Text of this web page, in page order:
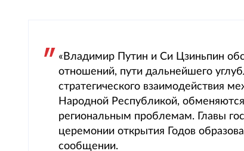
«Владимир Путин и Си Цзиньпин
отношений, пути дальнейшего
стратегического взаимодействия
Народной Республикой,
региональным проблемам. Главы
церемонии открытия Годов
сообщении.